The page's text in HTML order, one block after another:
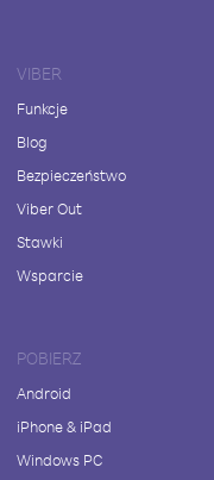
VIBER
Funkcje
Blog
Bezpieczeństwo
Viber Out
Stawki
Wsparcie
POBIERZ
Android
iPhone & iPad
Windows PC